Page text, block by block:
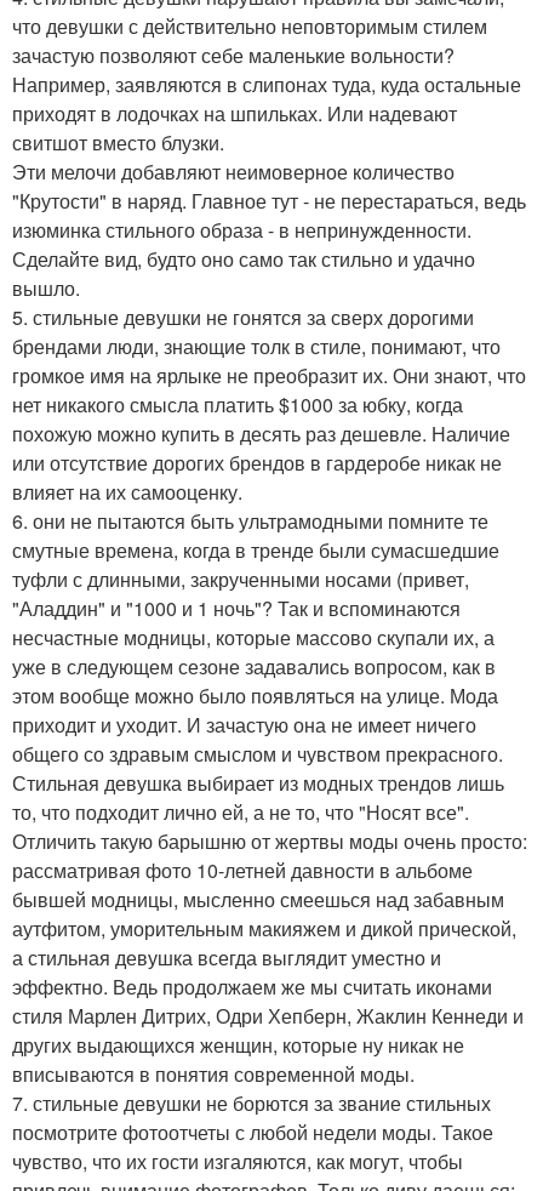
что девушки с действительно неповторимым стилем
зачастую позволяют себе маленькие вольности?
Например, заявляются в слипонах туда, куда остальные
приходят в лодочках на шпильках. Или надевают
свитшот вместо блузки.
Эти мелочи добавляют неимоверное количество
"Крутости" в наряд. Главное тут - не перестараться, ведь
изюминка стильного образа - в непринужденности.
Сделайте вид, будто оно само так стильно и удачно
вышло.
5. стильные девушки не гонятся за сверх дорогими
брендами люди, знающие толк в стиле, понимают, что
громкое имя на ярлыке не преобразит их. Они знают, что
нет никакого смысла платить $1000 за юбку, когда
похожую можно купить в десять раз дешевле. Наличие
или отсутствие дорогих брендов в гардеробе никак не
влияет на их самооценку.
6. они не пытаются быть ультрамодными помните те
смутные времена, когда в тренде были сумасшедшие
туфли с длинными, закрученными носами (привет,
"Аладдин" и "1000 и 1 ночь"? Так и вспоминаются
несчастные модницы, которые массово скупали их, а
уже в следующем сезоне задавались вопросом, как в
этом вообще можно было появляться на улице. Мода
приходит и уходит. И зачастую она не имеет ничего
общего со здравым смыслом и чувством прекрасного.
Стильная девушка выбирает из модных трендов лишь
то, что подходит лично ей, а не то, что "Носят все".
Отличить такую барышню от жертвы моды очень просто:
рассматривая фото 10-летней давности в альбоме
бывшей модницы, мысленно смеешься над забавным
аутфитом, уморительным макияжем и дикой прической,
а стильная девушка всегда выглядит уместно и
эффектно. Ведь продолжаем же мы считать иконами
стиля Марлен Дитрих, Одри Хепберн, Жаклин Кеннеди и
других выдающихся женщин, которые ну никак не
вписываются в понятия современной моды.
7. стильные девушки не борются за звание стильных
посмотрите фотоотчеты с любой недели моды. Такое
чувство, что их гости изгаляются, как могут, чтобы